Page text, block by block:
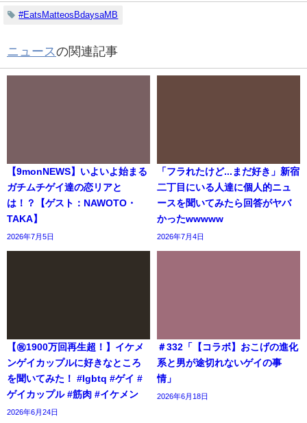
#EatsMatteosBdaysaMB
ニュースの関連記事
【9monNEWS】いよいよ始まる
ガチムチゲイ達の恋リアと
は！？【ゲスト：NAWOTO・
TAKA】
2026年7月5日
「フラれたけど...まだ好き」新宿
二丁目にいる人達に個人的ニュ
ースを聞いてみたら回答がヤバ
かったwwwww
2026年7月4日
【㊗️1900万回再生超！】イケメ
ンゲイカップルに好きなところ
を聞いてみた！ #lgbtq #ゲイ #
ゲイカップル #筋肉 #イケメン
2026年6月24日
＃332「【コラボ】おこげの進化
系と男が途切れないゲイの事
情」
2026年6月18日